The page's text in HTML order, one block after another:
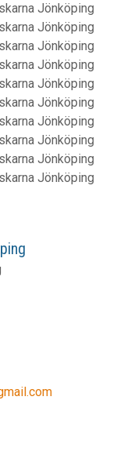
Jönköping
Jönköping
Jönköping
Jönköping
Jönköping
Jönköping
Jönköping
Jönköping
Jönköping
Jönköping